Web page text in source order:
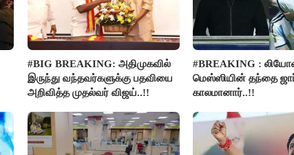
#BIG BREAKING: அதிமுகவில்
இருந்து வந்தவர்களுக்கு பதவியை
அறிவித்த முதல்வர் விஜய்..!!
#BREAKING :
மெஸ்ஸியின் தந்தை
காலமானார்..!!